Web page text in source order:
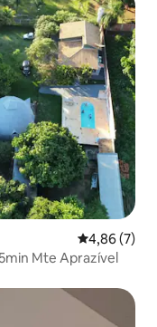
Vlerësimi
4,86 (7)
Mte Aprazível